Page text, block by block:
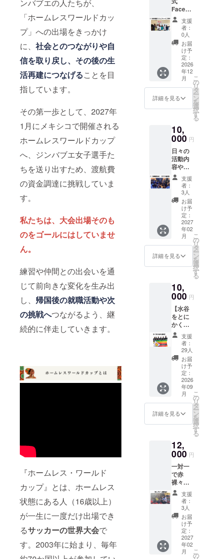
ンバブエの人たちが、
「ホームレスワールドカッ
プ」への出場をきっかけ
に、 社会とのつながりや自
信を取り戻し、その後の生
活再建につなげることを目
指しています。
その第一歩として、2027年
1月にメキシコで開催される
ホームレスワールドカップ
へ、ジンバブエ女子選手た
ちを送り出すため、渡航費
の資金調達に挑戦していま
す。
私たちは、大会出場そのも
のをゴールにはしていませ
ん。
練習や仲間との出会いを通
じて前向きな変化を生み出
し、 帰国後の就職活動や次
の挑戦へつながるよう、継
続的に伴走していきます。
『ホームレス・ワールド
カップ』とは、ホームレス
状態にある人（16歳以上）
が一生に一度だけ出場でき
るサッカーの世界大会で
す。2003年に始まり、毎年
YouTub
e限定公
開URL
をお送
りいた
します
※すべて
のリ
ターン
に、お
礼メッ
セージ
が含ま
Facebo
okのグ
ループ
に招待
し日々
の活動
や、団
体の様
子をお
届けし
ます
（2027
年7月ご
ろま
備考欄
に
Facebo
okアカ
ウント
名記載
をお願
いいた
しま
す。※す
べての
リター
ンに、
お礼
メッ
セージ
が含ま
支援
者：
0人
お届
け予
定：
2026
年12
月
詳細を見る
こ
の
リ
タ
ー
ン
を
選
択
す
る
10,
000 円
日々の
活動内
容や
ホーム
レス
ワール
ドカッ
プでの
選手の
様子や
活躍を
ご報告
させて
いただ
きま
す。
程度・1
回）
※2027
年2月頃
に、
Zoomで
開催予
定で
す。詳
細な日
時につ
いて
は、後
日メー
ルにて
個別に
ご連絡
す。 ※
すべて
のリ
ターン
に、お
礼メッ
セージ
が含ま
れます
支援
者：
3人
お届
け予
定：
2027
年02
月
詳細を見る
こ
の
リ
タ
ー
ン
を
選
択
す
る
10,
000 円
【水谷
をとに
かく応
援】全
力お礼
動画送
付 （リ
ターン
に労
力・費
用を掛
けずジ
ンバブ
エ選手
のため
に時間
ます）
ジンバ
ブエ人
からお
礼のお
言葉を
送らせ
ていた
だきま
す ※2分
程度。
後日、
メール
にて
YouTub
支援
者：
29人
お届
け予
定：
2026
年09
月
詳細を見る
こ
の
リ
タ
ー
ン
を
選
択
す
る
12,
000 円
一対一
で赤
裸々に
ジンバ
ブエで
の生活
の醍醐
味、悩
み打ち
明けさ
せてく
ださい
支援
者：
3人
お届
け予
定：
2027
年02
月
こ
の